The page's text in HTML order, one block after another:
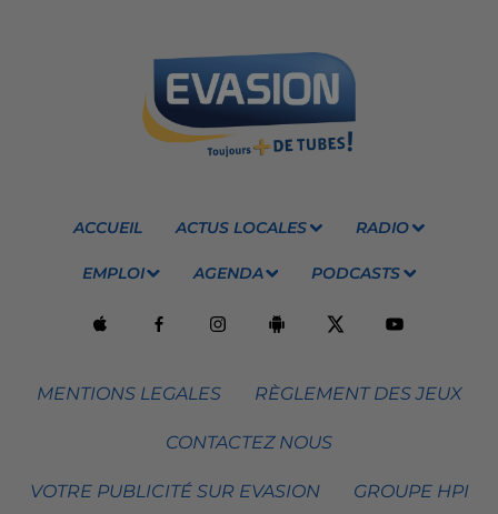
ACCUEIL ACTUS LOCALES RADIO
EMPLOI AGENDA PODCASTS
MENTIONS LEGALES RÈGLEMENT DES JEUX
CONTACTEZ NOUS
VOTRE PUBLICITÉ SUR EVASION GROUPE HPI